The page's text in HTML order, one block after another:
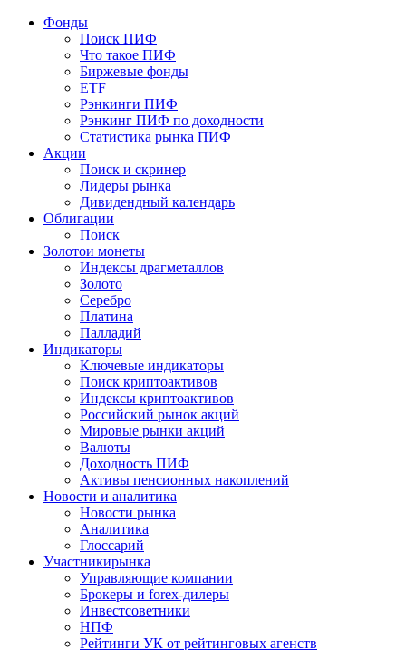
Фонды
Поиск ПИФ
Что такое ПИФ
Биржевые фонды
ETF
Рэнкинги ПИФ
Рэнкинг ПИФ по доходности
Статистика рынка ПИФ
Акции
Поиск и скринер
Лидеры рынка
Дивидендный календарь
Облигации
Поиск
Золотои монеты
Индексы драгметаллов
Золото
Серебро
Платина
Палладий
Индикаторы
Ключевые индикаторы
Поиск криптоактивов
Индексы криптоактивов
Российский рынок акций
Мировые рынки акций
Валюты
Доходность ПИФ
Активы пенсионных накоплений
Новости и аналитика
Новости рынка
Аналитика
Глоссарий
Участникирынка
Управляющие компании
Брокеры и forex-дилеры
Инвестсоветники
НПФ
Рейтинги УК от рейтинговых агенств